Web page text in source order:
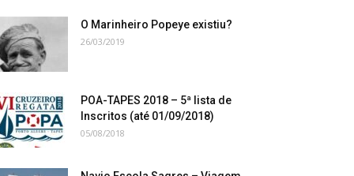
O Marinheiro Popeye existiu?
26/03/2019
POA-TAPES 2018 – 5ª lista de
Inscritos (até 01/09/2018)
05/08/2018